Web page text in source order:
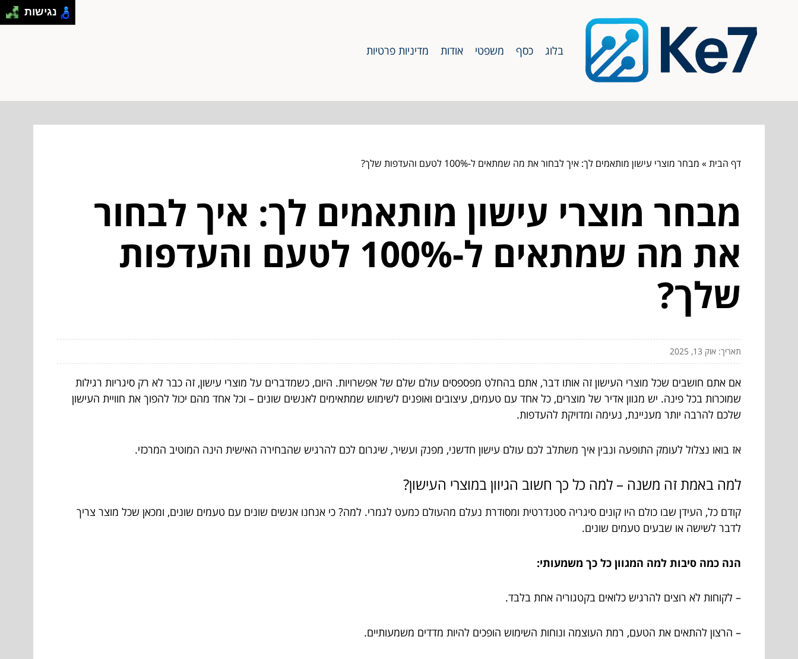
בלוג כסף משפטי אודות מדיניות פרטיות
דף הבית» מבחר מוצרי עישון מותאמים לך: איך לבחור את מה שמתאים ל-100% לטעם והעדפות שלך?
מבחר מוצרי עישון מותאמים לך: איך לבחור
את מה שמתאים ל-100% לטעם והעדפות
שלך?
תאריך: אוק 13, 2025
אם אתם חושבים שכל מוצרי העישון זה אותו דבר, אתם בהחלט מפספסים עולם שלם של אפשרויות. היום, כשמדברים על מוצרי עישון, זה כבר לא רק סיגריות רגילות
שמוכרות בכל פינה. יש מגוון אדיר של מוצרים, כל אחד עם טעמים, עיצובים ואופנים לשימוש שמתאימים לאנשים שונים – וכל אחד מהם יכול להפוך את חוויית העישון
שלכם להרבה יותר מעניינת, נעימה ומדויקת להעדפות.
אז בואו נצלול לעומק התופעה ונבין איך משתלב לכם עולם עישון חדשני, מפנק ועשיר, שיגרום לכם להרגיש שהבחירה האישית הינה המוטיב המרכזי.
למה באמת זה משנה – למה כל כך חשוב הגיוון במוצרי העישון?
קודם כל, העידן שבו כולם היו קונים סיגריה סטנדרטית ומסודרת נעלם מהעולם כמעט לגמרי. למה? כי אנחנו אנשים שונים עם טעמים שונים, ומכאן שכל מוצר צריך
לדבר לשישה או שבעים טעמים שונים.
הנה כמה סיבות למה המגוון כל כך משמעותי:
– לקוחות לא רוצים להרגיש כלואים בקטגוריה אחת בלבד.
– הרצון להתאים את הטעם, רמת העוצמה ונוחות השימוש הופכים להיות מדדים משמעותיים.
נגישות